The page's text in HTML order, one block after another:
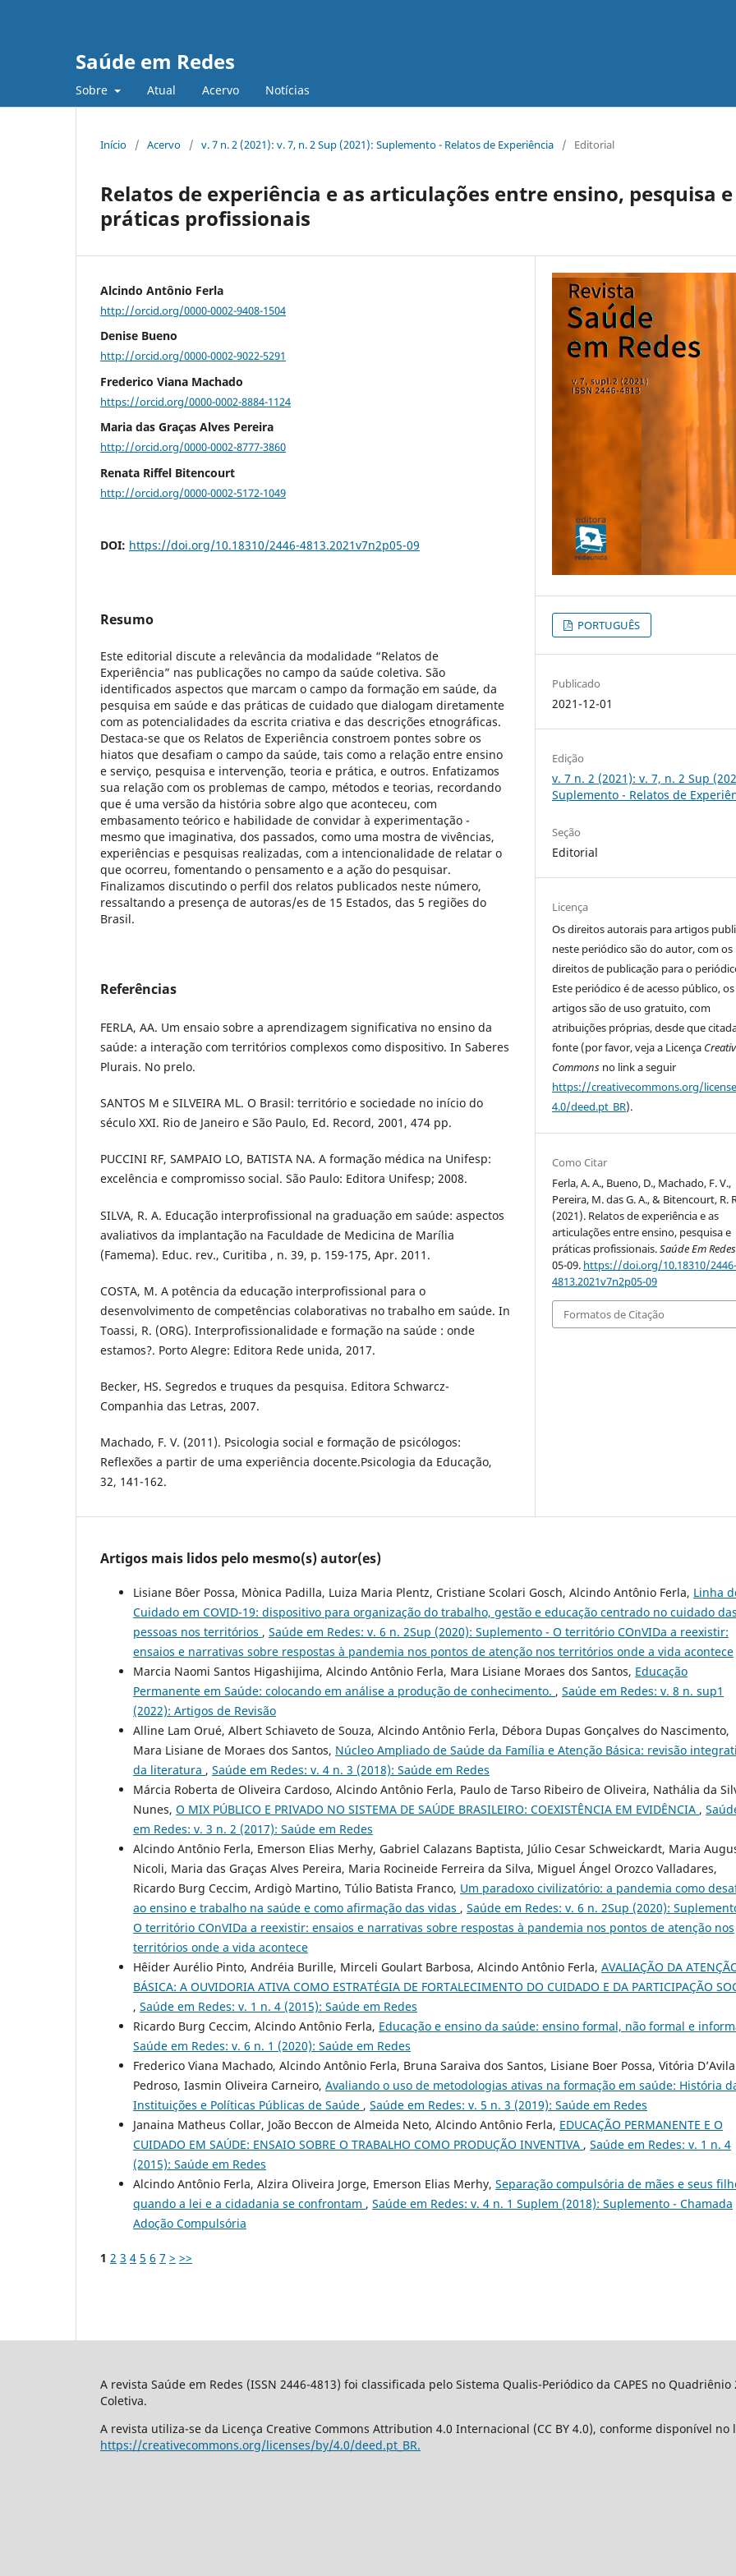
Saúde em Redes
Sobre Atual Acervo Notícias
Início / Acervo / v. 7 n. 2 (2021): v. 7, n. 2 Sup (2021): Suplemento - Relatos de Experiência / Editorial
Relatos de experiência e as articulações entre ensino, pesquisa e
práticas profissionais
Alcindo Antônio Ferla
http://orcid.org/0000-0002-9408-1504
Denise Bueno
http://orcid.org/0000-0002-9022-5291
Frederico Viana Machado
https://orcid.org/0000-0002-8884-1124
Maria das Graças Alves Pereira
http://orcid.org/0000-0002-8777-3860
Renata Riffel Bitencourt
http://orcid.org/0000-0002-5172-1049
DOI: https://doi.org/10.18310/2446-4813.2021v7n2p05-09
Resumo
Este editorial discute a relevância da modalidade “Relatos de
Experiência” nas publicações no campo da saúde coletiva. São
identificados aspectos que marcam o campo da formação em saúde, da
pesquisa em saúde e das práticas de cuidado que dialogam diretamente
com as potencialidades da escrita criativa e das descrições etnográficas.
Destaca-se que os Relatos de Experiência constroem pontes sobre os
hiatos que desafiam o campo da saúde, tais como a relação entre ensino
e serviço, pesquisa e intervenção, teoria e prática, e outros. Enfatizamos
sua relação com os problemas de campo, métodos e teorias, recordando
que é uma versão da história sobre algo que aconteceu, com
embasamento teórico e habilidade de convidar à experimentação -
mesmo que imaginativa, dos passados, como uma mostra de vivências,
experiências e pesquisas realizadas, com a intencionalidade de relatar o
que ocorreu, fomentando o pensamento e a ação do pesquisar.
Finalizamos discutindo o perfil dos relatos publicados neste número,
ressaltando a presença de autoras/es de 15 Estados, das 5 regiões do
Brasil.
Referências
FERLA, AA. Um ensaio sobre a aprendizagem significativa no ensino da
saúde: a interação com territórios complexos como dispositivo. In Saberes
Plurais. No prelo.
SANTOS M e SILVEIRA ML. O Brasil: território e sociedade no início do
século XXI. Rio de Janeiro e São Paulo, Ed. Record, 2001, 474 pp.
PUCCINI RF, SAMPAIO LO, BATISTA NA. A formação médica na Unifesp:
excelência e compromisso social. São Paulo: Editora Unifesp; 2008.
SILVA, R. A. Educação interprofissional na graduação em saúde: aspectos
avaliativos da implantação na Faculdade de Medicina de Marília
(Famema). Educ. rev., Curitiba , n. 39, p. 159-175, Apr. 2011.
COSTA, M. A potência da educação interprofissional para o
desenvolvimento de competências colaborativas no trabalho em saúde. In
Toassi, R. (ORG). Interprofissionalidade e formação na saúde : onde
estamos?. Porto Alegre: Editora Rede unida, 2017.
Becker, HS. Segredos e truques da pesquisa. Editora Schwarcz-
Companhia das Letras, 2007.
Machado, F. V. (2011). Psicologia social e formação de psicólogos:
Reflexões a partir de uma experiência docente.Psicologia da Educação,
32, 141-162.
PORTUGUÊS
Publicado
2021-12-01
Edição
v. 7 n. 2 (2021): v. 7, n. 2 Sup
Suplemento - Relatos de
Seção
Editorial
Licença
Os direitos autorais para artigos
neste periódico são do autor, com os
direitos de publicação para o
Este periódico é de acesso público, os
artigos são de uso gratuito, com
atribuições próprias, desde que
fonte (por favor, veja a Licença
Commons no link a seguir
https://creativecommons.org/
4.0/deed.pt_BR).
Como Citar
Ferla, A. A., Bueno, D., Machado, F. V.,
Pereira, M. das G. A., & Bitencourt, R.
(2021). Relatos de experiência e as
articulações entre ensino, pesquisa e
práticas profissionais.Saúde Em Redes
05-09. https://doi.org/10.18310/2446-
4813.2021v7n2p05-09
Formatos de Citação
Artigos mais lidos pelo mesmo(s) autor(es)
Lisiane Bôer Possa, Mònica Padilla, Luiza Maria Plentz, Cristiane Scolari Gosch, Alcindo Antônio Ferla, Linha
Cuidado em COVID-19: dispositivo para organização do trabalho, gestão e educação centrado no cuidado das
pessoas nos territórios , Saúde em Redes: v. 6 n. 2Sup (2020): Suplemento - O território COnVIDa a reexistir:
ensaios e narrativas sobre respostas à pandemia nos pontos de atenção nos territórios onde a vida acontece
Marcia Naomi Santos Higashijima, Alcindo Antônio Ferla, Mara Lisiane Moraes dos Santos, Educação
Permanente em Saúde: colocando em análise a produção de conhecimento. , Saúde em Redes: v. 8 n. sup1
(2022): Artigos de Revisão
Alline Lam Orué, Albert Schiaveto de Souza, Alcindo Antônio Ferla, Débora Dupas Gonçalves do Nascimento,
Mara Lisiane de Moraes dos Santos, Núcleo Ampliado de Saúde da Família e Atenção Básica: revisão
da literatura , Saúde em Redes: v. 4 n. 3 (2018): Saúde em Redes
Márcia Roberta de Oliveira Cardoso, Alcindo Antônio Ferla, Paulo de Tarso Ribeiro de Oliveira, Nathália da
Nunes, O MIX PÚBLICO E PRIVADO NO SISTEMA DE SAÚDE BRASILEIRO: COEXISTÊNCIA EM EVIDÊNCIA ,
em Redes: v. 3 n. 2 (2017): Saúde em Redes
Alcindo Antônio Ferla, Emerson Elias Merhy, Gabriel Calazans Baptista, Júlio Cesar Schweickardt, Maria
Nicoli, Maria das Graças Alves Pereira, Maria Rocineide Ferreira da Silva, Miguel Ángel Orozco Valladares,
Ricardo Burg Ceccim, Ardigò Martino, Túlio Batista Franco, Um paradoxo civilizatório: a pandemia como
ao ensino e trabalho na saúde e como afirmação das vidas , Saúde em Redes: v. 6 n. 2Sup (2020):
O território COnVIDa a reexistir: ensaios e narrativas sobre respostas à pandemia nos pontos de atenção nos
territórios onde a vida acontece
Hêider Aurélio Pinto, Andréia Burille, Mirceli Goulart Barbosa, Alcindo Antônio Ferla, AVALIAÇÃO DA
BÁSICA: A OUVIDORIA ATIVA COMO ESTRATÉGIA DE FORTALECIMENTO DO CUIDADO E DA PARTICIPAÇÃO
, Saúde em Redes: v. 1 n. 4 (2015): Saúde em Redes
Ricardo Burg Ceccim, Alcindo Antônio Ferla, Educação e ensino da saúde: ensino formal, não formal e
Saúde em Redes: v. 6 n. 1 (2020): Saúde em Redes
Frederico Viana Machado, Alcindo Antônio Ferla, Bruna Saraiva dos Santos, Lisiane Boer Possa, Vitória D’Avila
Pedroso, Iasmin Oliveira Carneiro, Avaliando o uso de metodologias ativas na formação em saúde: História
Instituições e Políticas Públicas de Saúde , Saúde em Redes: v. 5 n. 3 (2019): Saúde em Redes
Janaina Matheus Collar, João Beccon de Almeida Neto, Alcindo Antônio Ferla, EDUCAÇÃO PERMANENTE E O
CUIDADO EM SAÚDE: ENSAIO SOBRE O TRABALHO COMO PRODUÇÃO INVENTIVA , Saúde em Redes: v. 1 n. 4
(2015): Saúde em Redes
Alcindo Antônio Ferla, Alzira Oliveira Jorge, Emerson Elias Merhy, Separação compulsória de mães e seus
quando a lei e a cidadania se confrontam , Saúde em Redes: v. 4 n. 1 Suplem (2018): Suplemento - Chamada
Adoção Compulsória
1 2 3 4 5 6 7 > >>
A revista Saúde em Redes (ISSN 2446-4813) foi classificada pelo Sistema Qualis-Periódico da CAPES no
Coletiva.
A revista utiliza-se da Licença Creative Commons Attribution 4.0 Internacional (CC BY 4.0), conforme disponível no
https://creativecommons.org/licenses/by/4.0/deed.pt_BR.